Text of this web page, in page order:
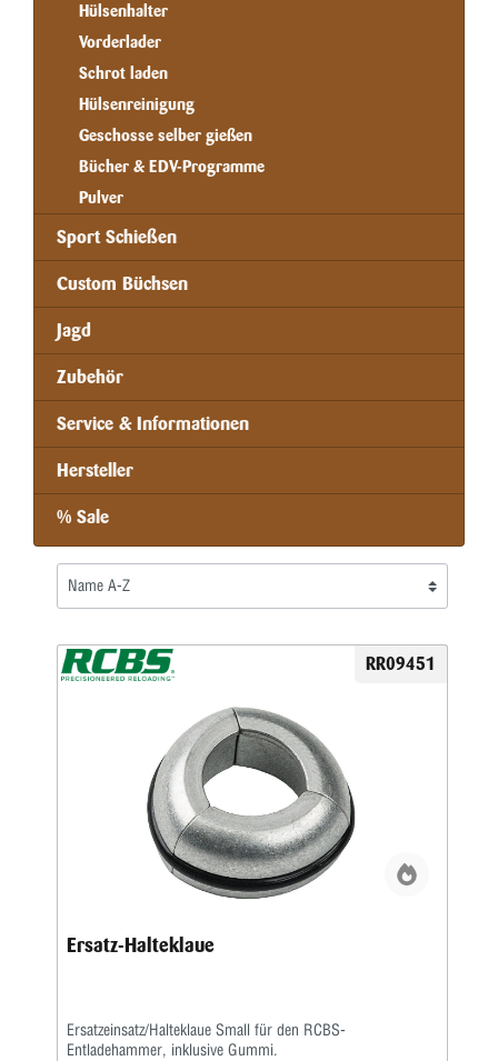
Hülsenhalter
Vorderlader
Schrot laden
Hülsenreinigung
Geschosse selber gießen
Bücher & EDV-Programme
Pulver
Sport Schießen
Custom Büchsen
Jagd
Zubehör
Service & Informationen
Hersteller
% Sale
RR09451
Ersatz-Halteklaue
Ersatzeinsatz/Halteklaue Small für den RCBS-
Entladehammer, inklusive Gummi.